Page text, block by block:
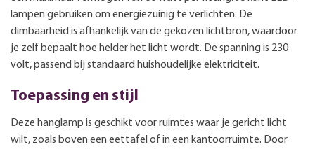
lampen gebruiken om energiezuinig te verlichten. De
dimbaarheid is afhankelijk van de gekozen lichtbron, waardoor
je zelf bepaalt hoe helder het licht wordt. De spanning is 230
volt, passend bij standaard huishoudelijke elektriciteit.
Toepassing en stijl
Deze hanglamp is geschikt voor ruimtes waar je gericht licht
wilt, zoals boven een eettafel of in een kantoorruimte. Door